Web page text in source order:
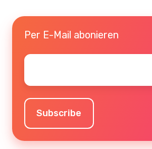
Per E-Mail abonieren
Email